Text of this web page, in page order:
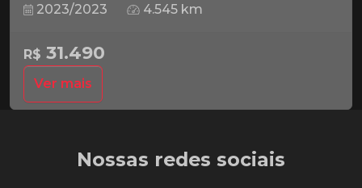
2023/2023 4.545 km
R$ 31.490
Ver mais
Nossas redes sociais